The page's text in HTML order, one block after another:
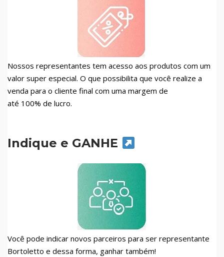
Nossos representantes tem acesso aos produtos com um
valor super especial. O que possibilita que você realize a
venda para o cliente final com uma margem de
até 100% de lucro.
Indique e GANHE
Você pode indicar novos parceiros para ser representante
Bortoletto e dessa forma, ganhar também!